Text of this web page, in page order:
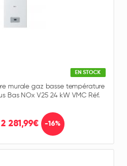
EN STOCK
murale gaz basse température
Bas NOx V25 24 kW VMC Réf.
2 281,99€ -16%